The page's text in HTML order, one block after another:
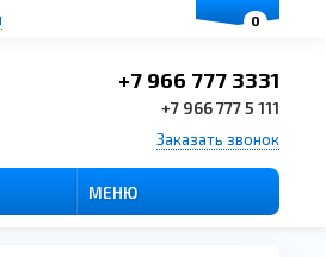
+7 966 777 3331
+7 966 777 5 111
Заказать звонок
МЕНЮ
0